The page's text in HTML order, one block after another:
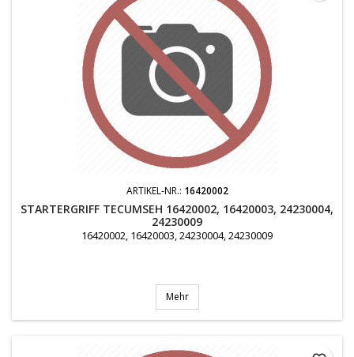
ARTIKEL-NR.: 16420002
STARTERGRIFF TECUMSEH 16420002, 16420003, 24230004,
24230009
16420002, 16420003, 24230004, 24230009
Mehr